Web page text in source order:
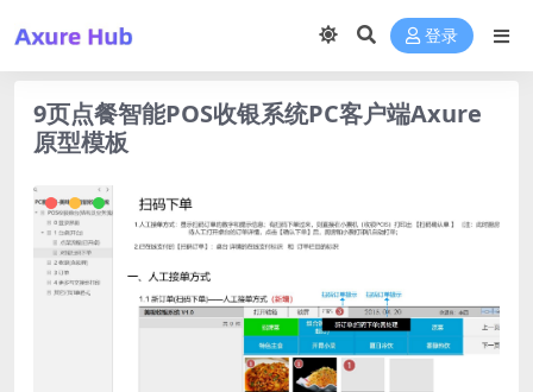
登录
9页点餐智能POS收银系统PC客户端Axure
原型模板